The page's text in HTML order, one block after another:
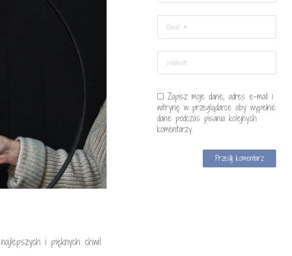
i pięknych chwil
Zapisz moje dane, adres e-mail i
witrynę w przeglądarce aby wypełnić
dane podczas pisania kolejnych
komentarzy.